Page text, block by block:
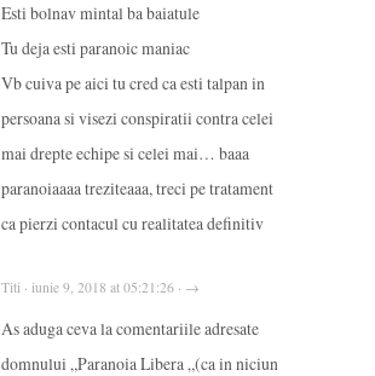
Esti bolnav mintal ba baiatule
Tu deja esti paranoic maniac
Vb cuiva pe aici tu cred ca esti talpan in
persoana si visezi conspiratii contra celei
mai drepte echipe si celei mai… baaa
paranoiaaaa treziteaaa, treci pe tratament
ca pierzi contacul cu realitatea definitiv
Titi · iunie 9, 2018 at 05:21:26 · →
As aduga ceva la comentariile adresate
domnului „Paranoia Libera „(ca in niciun